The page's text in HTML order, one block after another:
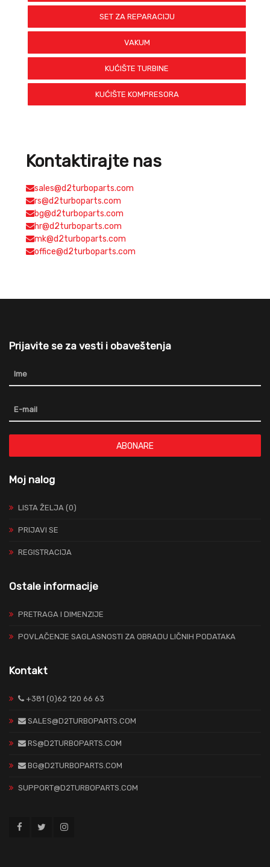
SET ZA REPARACIJU
VAKUM
KUĆIŠTE TURBINE
KUĆIŠTE KOMPRESORA
Kontaktirajte nas
sales@d2turboparts.com
rs@d2turboparts.com
bg@d2turboparts.com
hr@d2turboparts.com
mk@d2turboparts.com
office@d2turboparts.com
Prijavite se za vesti i obaveštenja
ABONARE
Moj nalog
LISTA ŽELJA (0)
PRIJAVI SE
REGISTRACIJA
Ostale informacije
PRETRAGA I DIMENZIJE
POVLAČENJE SAGLASNOSTI ZA OBRADU LIČNIH PODATAKA
Kontakt
+381 (0)62 120 66 63
SALES@D2TURBOPARTS.COM
RS@D2TURBOPARTS.COM
BG@D2TURBOPARTS.COM
SUPPORT@D2TURBOPARTS.COM